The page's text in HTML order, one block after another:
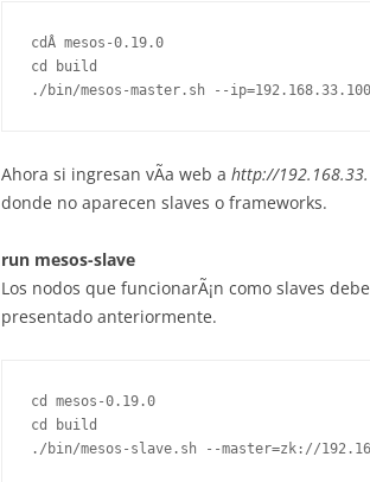
cdÂ mesos-0.19.0
cd build
Ahora si ingresan vÃ­a web a http://
donde no aparecen slaves o frameworks.
run mesos-slave
Los nodos que funcionarÃ¡n como slaves
presentado anteriormente.
cd mesos-0.19.0
cd build